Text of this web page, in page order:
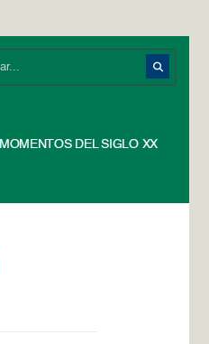
MOMENTOS DEL SIGLO XX